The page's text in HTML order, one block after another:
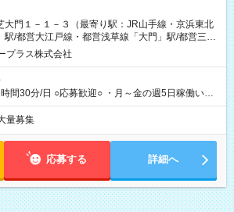
更はありません。 【試用期間】試用期間
の長さ：1ヶ月 雇用形態、給与は本採用時と同じ
間中は、健康保険などの福利厚生の一部が制限さ
あります。
大門１－１－３（最寄り駅：JR山手線・京浜東北
駅/都営大江戸線・都営浅草線「⼤⾨」駅/都営三田
駅）
プラス株式会社
間30分/日 ○応募歓迎○ ・月～金の週5日稼働いた
働時間：7.5時間（休憩1時間）
量募集
応募する 詳細へ